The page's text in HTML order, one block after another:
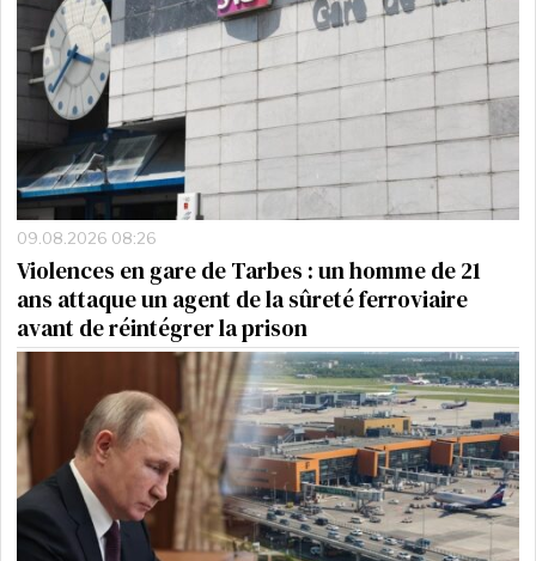
09.08.2026 08:26
Violences en gare de Tarbes : un homme de 21
ans attaque un agent de la sûreté ferroviaire
avant de réintégrer la prison